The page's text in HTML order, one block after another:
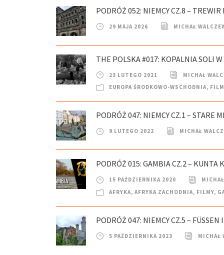
PODRÓŻ 052: NIEMCY CZ.8 –
29 MAJA 2026 MICHAŁ
THE POLSKA #017: KOPALNIA SOLI
23 LUTEGO 2021
MICHAŁ
EUROPA ŚRODKOWO-WSCHODNIA,
PODRÓŻ 047: NIEMCY CZ.1 – STARE
9 LUTEGO 2022 MICHAŁ
PODRÓŻ 015: GAMBIA CZ.2 – KUNTA
15 PAŹDZIERNIKA 2020
AFRYKA, AFRYKA ZACHODNIA, FILMY,
PODRÓŻ 047: NIEMCY CZ.5 –
5 PAŹDZIERNIKA 2023 MICHAŁ